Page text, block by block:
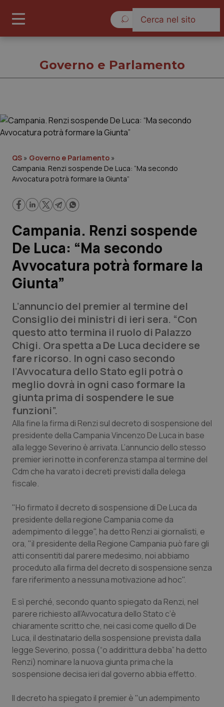
Governo e Parlamento
Regioni e Asl
Lavoro e Professioni
Scienza e Farmaci
Studi e Analisi
Lettere al direttore
Edizioni Regionali
QS Pro
Professionisti Sanitari.AI
Abruzzo
Basilicata
Calabria
Campania
Emilia-Romagna
Friuli Venezia Giulia
Lazio
Lombardia
Marche
Molise
QS Pro Gold
Artrite & artrosi
Asma & BPCO
Car-T
Colesterolo & coronaropatie
Dermatite Atopica
Diabete & glucometri
Dolore
Donna & Salute
Epatiti
QS Club Newsletter
Governo e Parlamento
QS » Governo e Parlamento »
Campania. Renzi sospende De Luca: “Ma secondo
Avvocatura potrà formare la Giunta”
Campania. Renzi sospende
De Luca: “Ma secondo
Avvocatura potrà formare la
Giunta”
L’annuncio del premier al termine del
Consiglio dei ministri di ieri sera. “Con
questo atto termina il ruolo di Palazzo
Chigi. Ora spetta a De Luca decidere se
fare ricorso. In ogni caso secondo
l’Avvocatura dello Stato egli potrà o
meglio dovrà in ogni caso formare la
giunta prima di sospendere le sue
funzioni”.
Alla fine la firma di Renzi sul decreto di sospensione del
presidente della Campania Vincenzo De Luca in base
alla legge Severino è arrivata. L’annuncio dello stesso
premier ieri notte in conferenza stampa al termine del
Cdm che ha varato i decreti previsti dalla delega
fiscale.
"Ho firmato il decreto di sospensione di De Luca da
presidente della regione Campania come da
adempimento di legge", ha detto Renzi ai giornalisti, e
ora, "il presidente della Regione Campania può fare gli
atti consentiti dal parere medesimo, noi abbiamo
proceduto alla firma del decreto di sospensione senza
fare riferimento a nessuna motivazione ad hoc".
E sì perché, secondo quanto spiegato da Renzi, nel
parere richiesto all’Avvocatura dello Stato c’è
chiaramente scritto che, nei casi come quello di De
Luca, il destinatario della sospensione prevista dalla
legge Severino, possa (“o addirittura debba” ha detto
Renzi) nominare la nuova giunta prima che la
sospensione decisa ieri dal governo abbia effetto.
Il decreto ha spiegato il premier è "un adempimento